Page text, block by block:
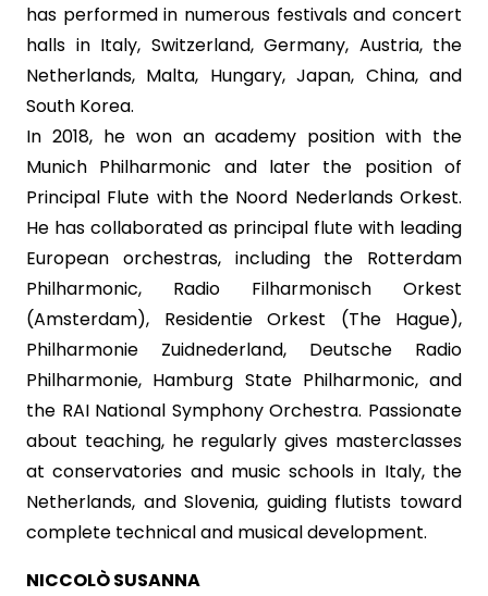
has performed in numerous festivals and concert
halls in Italy, Switzerland, Germany, Austria, the
Netherlands, Malta, Hungary, Japan, China, and
South Korea.
In 2018, he won an academy position with the
Munich Philharmonic and later the position of
Principal Flute with the Noord Nederlands Orkest.
He has collaborated as principal flute with leading
European orchestras, including the Rotterdam
Philharmonic, Radio Filharmonisch Orkest
(Amsterdam), Residentie Orkest (The Hague),
Philharmonie Zuidnederland, Deutsche Radio
Philharmonie, Hamburg State Philharmonic, and
the RAI National Symphony Orchestra. Passionate
about teaching, he regularly gives masterclasses
at conservatories and music schools in Italy, the
Netherlands, and Slovenia, guiding flutists toward
complete technical and musical development.
NICCOLÒ SUSANNA